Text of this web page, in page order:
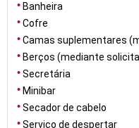
Banheira
Cofre
Camas suplementares
Berços (mediante
Secretária
Minibar
Secador de cabelo
Serviço de despertar